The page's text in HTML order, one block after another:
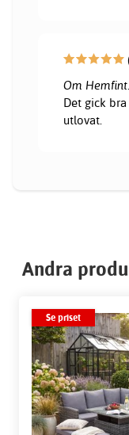
Om
Det gick
utlovat.
Andra
Se priset